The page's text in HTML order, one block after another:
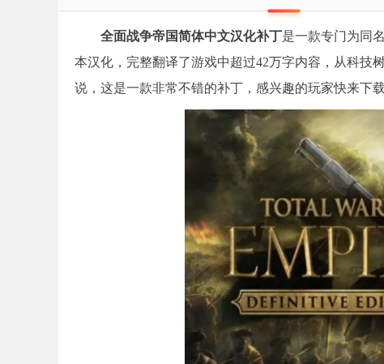
全面战争帝国简体中文汉化补丁是一款专门为同
本汉化，完整翻译了游戏中超过42万字内容，从科技
说，这是一款非常不错的补丁，感兴趣的玩家快来下载